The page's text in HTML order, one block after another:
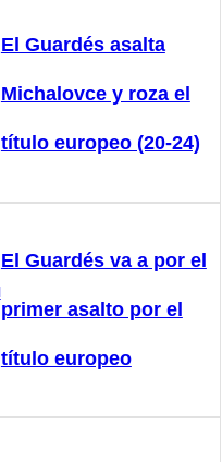
El Guardés asalta
Michalovce y roza el
título europeo (20-24)
El Guardés va a por el
primer asalto por el
título europeo